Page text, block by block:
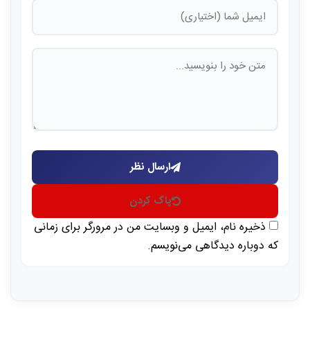
ارسال نظر
پاک کردن
ذخیره نام، ایمیل و وبسایت من در مرورگر برای زمانی
که دوباره دیدگاهی می‌نویسم.